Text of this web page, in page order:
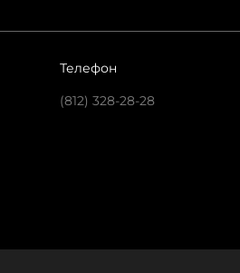
Телефон
(812) 328-28-28